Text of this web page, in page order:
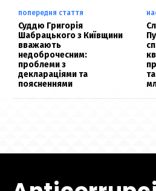
попередня стаття
Суддю Григорія
Шабрацького з Київщини
вважають
недоброчесним:
проблеми з
деклараціями та
поясненнями